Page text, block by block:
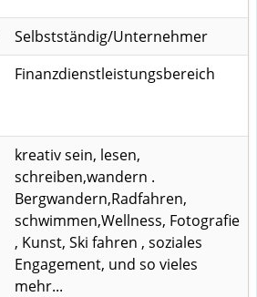
Selbstständig/Unternehmer
Finanzdienstleistungsbereich
kreativ sein, lesen,
schreiben,wandern .
Bergwandern,Radfahren,
schwimmen,Wellness, Fotografie
, Kunst, Ski fahren , soziales
Engagement, und so vieles
mehr...